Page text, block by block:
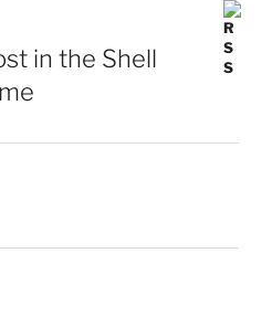
in the Shell